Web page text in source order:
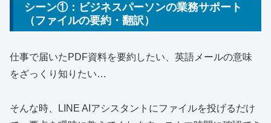
シーン①：ビジネスパーソンの業務サポート
（ファイルの要約・翻訳）
仕事で届いたPDF資料を要約したい、英語メールの意味
をざっくり知りたい…
そんな時、LINE AIアシスタントにファイルを投げるだけ